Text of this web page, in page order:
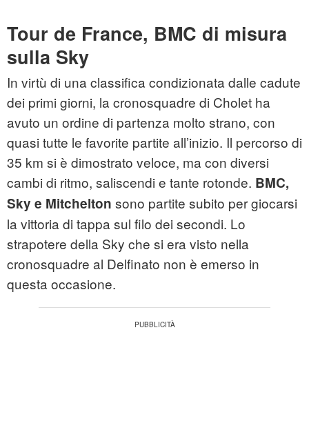
Tour de France, BMC di misura
sulla Sky
In virtù di una classifica condizionata dalle cadute
dei primi giorni, la cronosquadre di Cholet ha
avuto un ordine di partenza molto strano, con
quasi tutte le favorite partite all’inizio. Il percorso di
35 km si è dimostrato veloce, ma con diversi
cambi di ritmo, saliscendi e tante rotonde. BMC,
Sky e Mitchelton sono partite subito per giocarsi
la vittoria di tappa sul filo dei secondi. Lo
strapotere della Sky che si era visto nella
cronosquadre al Delfinato non è emerso in
questa occasione.